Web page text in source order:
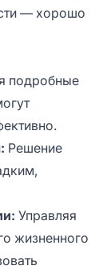
— хорошо
подробные
Решение
Управляя
жизненного